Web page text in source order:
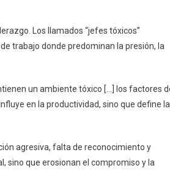
Los llamados “jefes tóxicos”
trabajo donde predominan la presión, la
un ambiente tóxico […] los factores
en la productividad, sino que define la
agresiva, falta de reconocimiento y
sino que erosionan el compromiso y la